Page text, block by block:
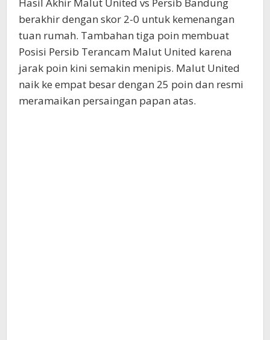
Hasil Akhir Malut United vs Persib Bandung
berakhir dengan skor 2-0 untuk kemenangan
tuan rumah. Tambahan tiga poin membuat
Posisi Persib Terancam Malut United karena
jarak poin kini semakin menipis. Malut United
naik ke empat besar dengan 25 poin dan resmi
meramaikan persaingan papan atas.